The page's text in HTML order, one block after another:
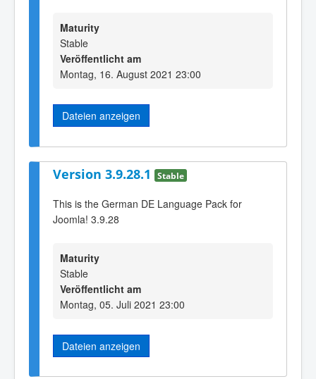
Maturity
Stable
Veröffentlicht am
Montag, 16. August 2021 23:00
Dateien anzeigen
Version 3.9.28.1 Stable
This is the German DE Language Pack for
Joomla! 3.9.28
Maturity
Stable
Veröffentlicht am
Montag, 05. Juli 2021 23:00
Dateien anzeigen